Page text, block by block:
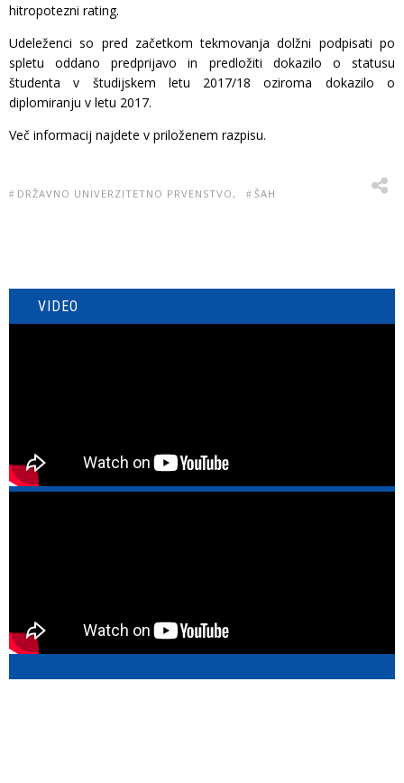
hitropotezni rating.
Udeleženci so pred začetkom tekmovanja dolžni podpisati po
spletu oddano predprijavo in predložiti dokazilo o statusu
študenta v študijskem letu 2017/18 oziroma dokazilo o
diplomiranju v letu 2017.
Več informacij najdete v priloženem razpisu.
DRŽAVNO UNIVERZITETNO PRVENSTVO ŠAH
VIDEO